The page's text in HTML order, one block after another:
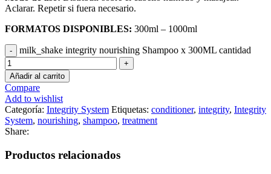
Aclarar. Repetir si fuera necesario.
FORMATOS DISPONIBLES: 300ml – 1000ml
milk_shake integrity nourishing Shampoo x 300ML cantidad
Añadir al carrito
Compare
Add to wishlist
Categoría: Integrity System Etiquetas: conditioner, integrity, Integrity
System, nourishing, shampoo, treatment
Share:
Productos relacionados